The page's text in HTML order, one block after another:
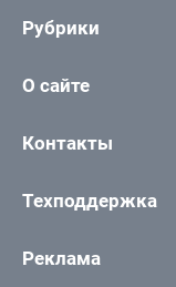
Рубрики
О сайте
Контакты
Техподдержка
Реклама